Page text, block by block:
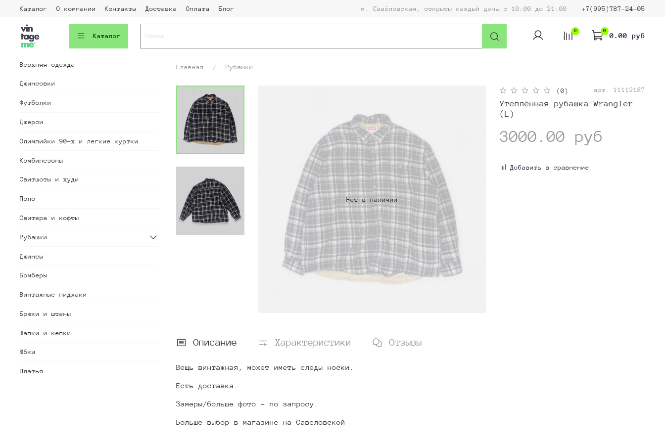
Каталог О компании Контакты Доставка Оплата Блог м. Савёловская, открыты каждый день с 10:00 до 21:00 +7(995)787-24-05
Каталог
0 0
0.00 руб
Главная Рубашки
Нет в наличии
(0) арт. 11112187
Утеплённая рубашка Wrangler
(L)
3000.00 руб
Добавить в сравнение
Описание Характеристики Отзывы
Вещь винтажная, может иметь следы носки.
Есть доставка.
Замеры/больше фото - по запросу.
Больше выбор в магазине на Савеловской
Верхняя одежда
Джинсовки
Футболки
Джерси
Олимпийки 90-х и легкие куртки
Комбинезоны
Свитшоты и худи
Поло
Свитера и кофты
Рубашки
Джинсы
Бомберы
Винтажные пиджаки
Брюки и штаны
Шапки и кепки
Юбки
Платья